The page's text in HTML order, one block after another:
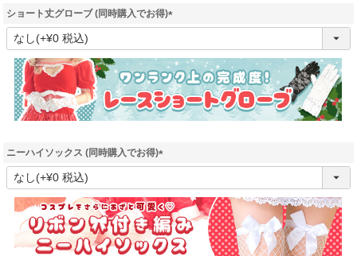
ショート丈グローブ (同時購入でお得)
(
須
)
ニーハイソックス (同時購入でお得)
(
須
)